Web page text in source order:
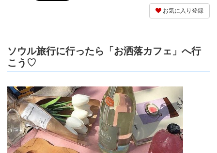
お気に入り登録
ソウル旅行に行ったら「お洒落カフェ」へ行
こう♡